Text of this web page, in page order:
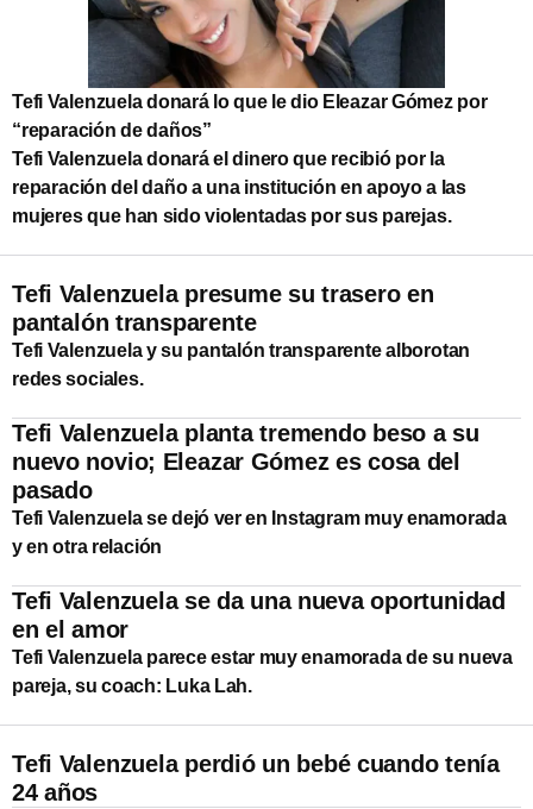
Tefi Valenzuela donará lo que le dio Eleazar Gómez por
“reparación de daños”
Tefi Valenzuela donará el dinero que recibió por la
reparación del daño a una institución en apoyo a las
mujeres que han sido violentadas por sus parejas.
Tefi Valenzuela presume su trasero en
pantalón transparente
Tefi Valenzuela y su pantalón transparente alborotan
redes sociales.
Tefi Valenzuela planta tremendo beso a su
nuevo novio; Eleazar Gómez es cosa del
pasado
Tefi Valenzuela se dejó ver en Instagram muy enamorada
y en otra relación
Tefi Valenzuela se da una nueva oportunidad
en el amor
Tefi Valenzuela parece estar muy enamorada de su nueva
pareja, su coach: Luka Lah.
Tefi Valenzuela perdió un bebé cuando tenía
24 años